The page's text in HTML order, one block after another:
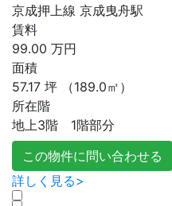
京成押上線 京成曳舟駅
賃料
99.00 万円
面積
57.17 坪 （189.0㎡）
所在階
地上3階 1階部分
この物件に問い合わせる
詳しく見る>